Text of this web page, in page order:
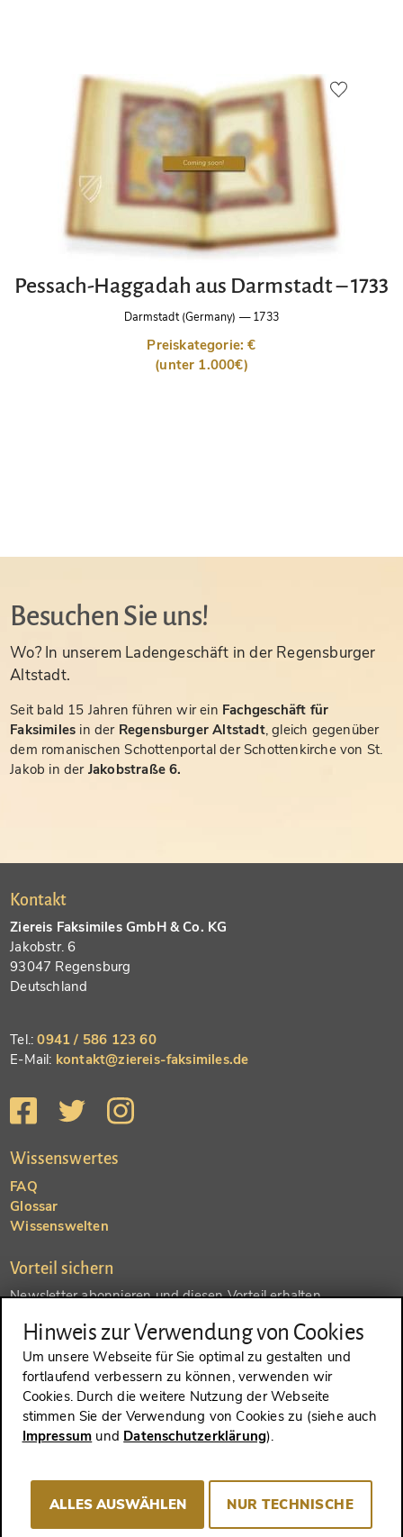
Pessach-Haggadah aus Darmstadt – 1733
Darmstadt (Germany) —1733
Preiskategorie: €
(unter 1.000€)
Besuchen Sie uns!
Wo? In unserem Ladengeschäft in der Regensburger
Altstadt.
Seit bald 15 Jahren führen wir ein Fachgeschäft für
Faksimiles in der Regensburger Altstadt, gleich gegenüber
dem romanischen Schottenportal der Schottenkirche von St.
Jakob in der Jakobstraße 6.
Kontakt
Ziereis Faksimiles GmbH & Co. KG
Jakobstr. 6
93047 Regensburg
Deutschland
Tel.:0941 / 586 123 60
E-Mail: kontakt@ziereis-faksimiles.de
Wissenswertes
FAQ
Glossar
Wissenswelten
Vorteil sichern
Newsletter abonnieren und diesen Vorteil erhalten
SENDEN
Konto anlegen und einen anderen Vorteil erhalten
SENDEN
VERTRAG WIDERRUFEN
Hinweis zur Verwendung von Cookies
Um unsere Webseite für Sie optimal zu gestalten und
fortlaufend verbessern zu können, verwenden wir
Cookies. Durch die weitere Nutzung der Webseite
stimmen Sie der Verwendung von Cookies zu (siehe auch
Impressum und Datenschutzerklärung).
ALLES AUSWÄHLEN NUR TECHNISCHE